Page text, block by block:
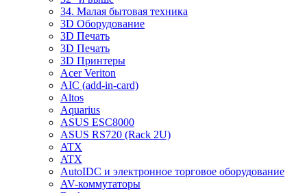
34. Малая бытовая техника
3D Оборудование
3D Печать
3D Печать
3D Принтеры
Acer Veriton
AIC (add-in-card)
Altos
Aquarius
ASUS ESC8000
ASUS RS720 (Rack 2U)
ATX
ATX
AutoIDC и электронное торговое оборудование
AV-коммутаторы